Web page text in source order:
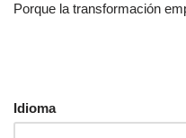
Porque la transformación
Idioma